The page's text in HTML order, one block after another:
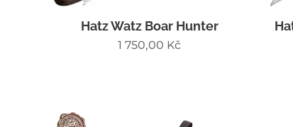
Hatz Watz Boar Hunter
1 750,00 Kč